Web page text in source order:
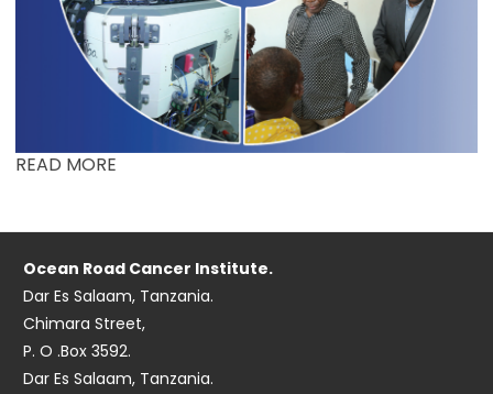
READ MORE
Ocean Road Cancer Institute.
Dar Es Salaam, Tanzania.
Chimara Street,
P. O .Box 3592.
Dar Es Salaam, Tanzania.